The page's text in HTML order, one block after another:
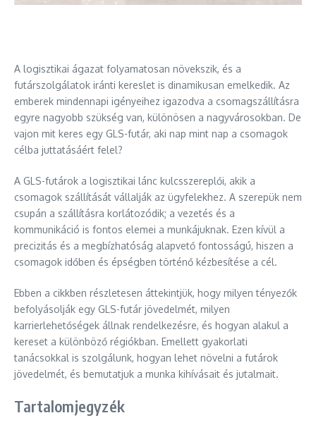
A logisztikai ágazat folyamatosan növekszik, és a
futárszolgálatok iránti kereslet is dinamikusan emelkedik. Az
emberek mindennapi igényeihez igazodva a csomagszállításra
egyre nagyobb szükség van, különösen a nagyvárosokban. De
vajon mit keres egy GLS-futár, aki nap mint nap a csomagok
célba juttatásáért felel?
A GLS-futárok a logisztikai lánc kulcsszereplői, akik a
csomagok szállítását vállalják az ügyfelekhez. A szerepük nem
csupán a szállításra korlátozódik; a vezetés és a
kommunikáció is fontos elemei a munkájuknak. Ezen kívül a
precizitás és a megbízhatóság alapvető fontosságú, hiszen a
csomagok időben és épségben történő kézbesítése a cél.
Ebben a cikkben részletesen áttekintjük, hogy milyen tényezők
befolyásolják egy GLS-futár jövedelmét, milyen
karrierlehetőségek állnak rendelkezésre, és hogyan alakul a
kereset a különböző régiókban. Emellett gyakorlati
tanácsokkal is szolgálunk, hogyan lehet növelni a futárok
jövedelmét, és bemutatjuk a munka kihívásait és jutalmait.
Tartalomjegyzék